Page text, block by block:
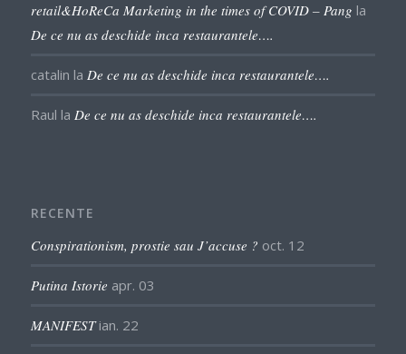
retail&HoReCa Marketing in the times of COVID – Pang la
De ce nu as deschide inca restaurantele….
catalin la De ce nu as deschide inca restaurantele….
Raul la De ce nu as deschide inca restaurantele….
RECENTE
Conspirationism, prostie sau J’accuse ? oct. 12
Putina Istorie apr. 03
MANIFEST ian. 22